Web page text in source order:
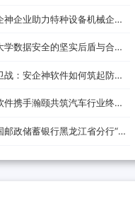
企业助力特种设备机械企业
数据安全的坚实后盾与合作
：安企神软件如何筑起防泄
携手瀚颐共筑汽车行业终端
政储蓄银行黑龙江省分行“快
？